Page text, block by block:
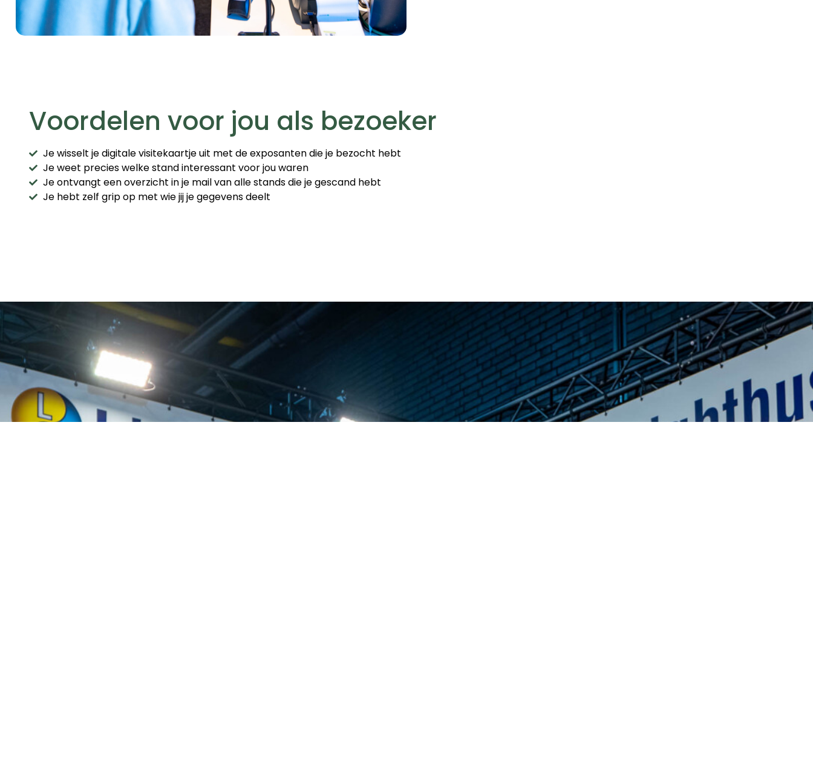
Voordelen voor jou als bezoeker
Je wisselt je digitale visitekaartje uit met de exposanten die je bezocht hebt
Je weet precies welke stand interessant voor jou waren
Je ontvangt een overzicht in je mail van alle stands die je gescand hebt
Je hebt zelf grip op met wie jij je gegevens deelt